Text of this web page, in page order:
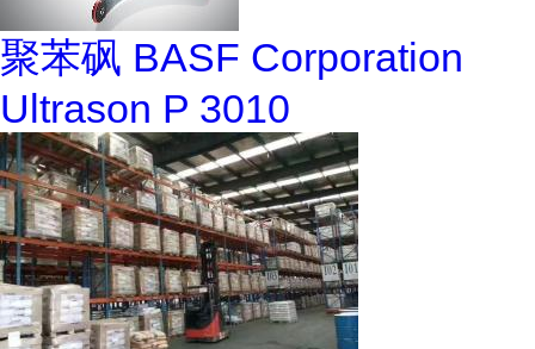
聚苯砜 BASF Corporation
Ultrason P 3010